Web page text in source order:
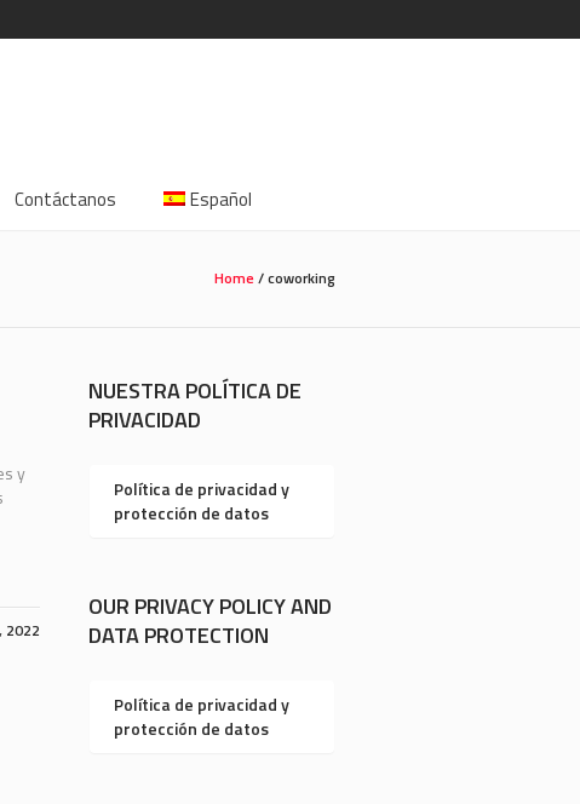
Contáctanos Español
Home/coworking
y
2022
NUESTRA POLÍTICA DE
PRIVACIDAD
Política de privacidad y
protección de datos
OUR PRIVACY POLICY AND
DATA PROTECTION
Política de privacidad y
protección de datos